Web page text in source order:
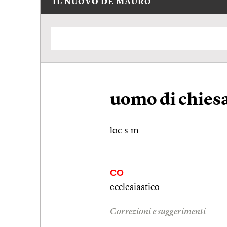
IL NUOVO DE MAURO
uomo di
loc.s.m.
CO
ecclesiastico
Correzioni e suggerimenti